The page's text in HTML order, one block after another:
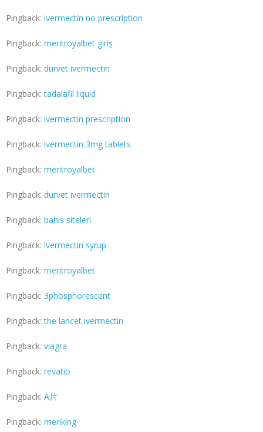
Pingback: ivermectin no prescription
Pingback: meritroyalbet giriş
Pingback: durvet ivermectin
Pingback:tadalafil liquid
Pingback: ivermectin prescription
Pingback: ivermectin 3mg tablets
Pingback: meritroyalbet
Pingback: durvet ivermectin
Pingback: bahis siteleri
Pingback: ivermectin syrup
Pingback: meritroyalbet
Pingback: 3phosphorescent
Pingback:the lancet ivermectin
Pingback: viagra
Pingback: revatio
Pingback: A片
Pingback: meriking